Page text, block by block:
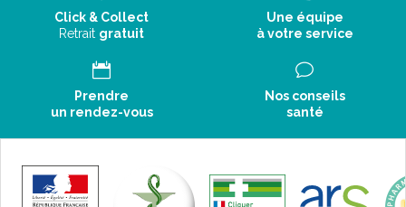
Click & Collect
Retrait gratuit
Une équipe
à votre service
Prendre
un rendez-vous
Nos conseils
santé